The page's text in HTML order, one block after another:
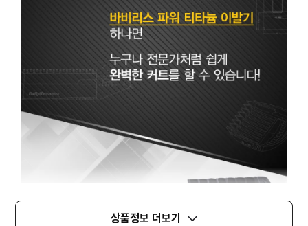
상품정보 더보기